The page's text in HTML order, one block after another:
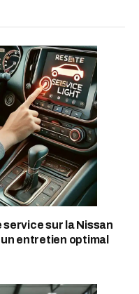
sur la Nissan
entretien optimal